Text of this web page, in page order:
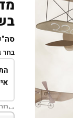
בחר